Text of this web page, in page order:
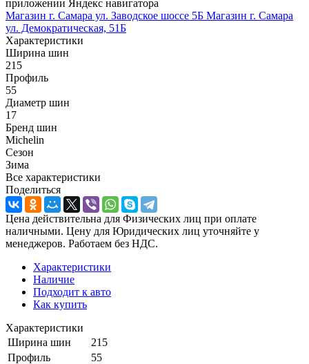
приложении Яндекс навигатора
Магазин г. Самара ул. Заводское шоссе 5Б Магазин г. Самара
ул. Демократическая, 51Б
Характеристики
Ширина шин
215
Профиль
55
Диаметр шин
17
Бренд шин
Michelin
Сезон
Зима
Все характеристики
Поделиться
Цена действительна для Физических лиц при оплате
наличными. Цену для Юридических лиц уточняйте у
менеджеров. Работаем без НДС.
Характеристики
Наличие
Подходит к авто
Как купить
Характеристики
Ширина шин
215
Профиль
55